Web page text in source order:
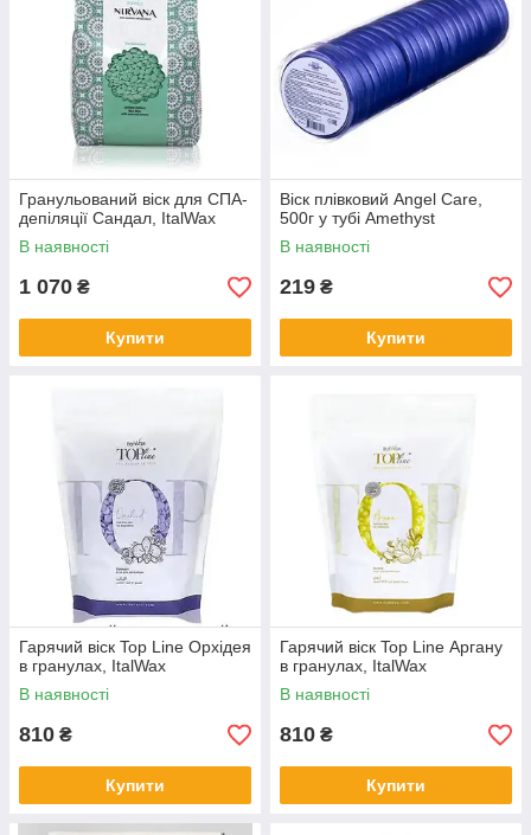
Гранульований віск для СПА-
депіляції Сандал, ItalWax
В наявності
1 070 ₴
Купити
Віск плівковий Angel Care,
500г у тубі Amethyst
В наявності
219 ₴
Купити
Гарячий віск Top Line Орхідея
в гранулах, ItalWax
В наявності
810 ₴
Купити
Гарячий віск Top Line Аргану
в гранулах, ItalWax
В наявності
810 ₴
Купити